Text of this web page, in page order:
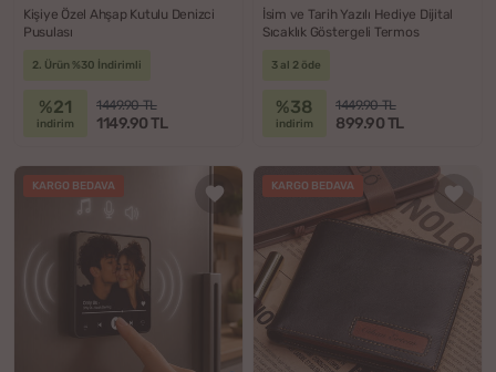
Kişiye Özel Ahşap Kutulu Denizci
Pusulası
2. Ürün %30 İndirimli
%21
indirim
1449.90 TL
1149.90 TL
İsim ve Tarih Yazılı Hediye Dijital
Sıcaklık Göstergeli Termos
3 al 2 öde
%38
indirim
1449.90 TL
899.90 TL
KARGO BEDAVA KARGO BEDAVA